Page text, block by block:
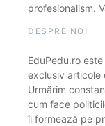
profesionalism.
DESPRE NOI
EduPedu.ro
exclusiv articole
Urmărim
cum face
îi formează pe